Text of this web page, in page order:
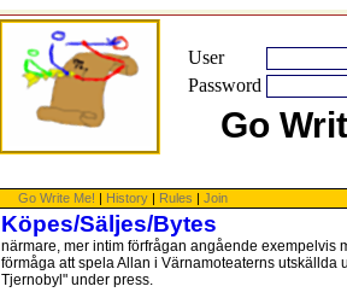
User
Password
Go
Go Write Me! | History | Rules | Join
Köpes/Säljes/Bytes
närmare, mer intim förfrågan angående exempelvis
förmåga att spela Allan i Värnamoteaterns utskällda
Tjernobyl" under press.